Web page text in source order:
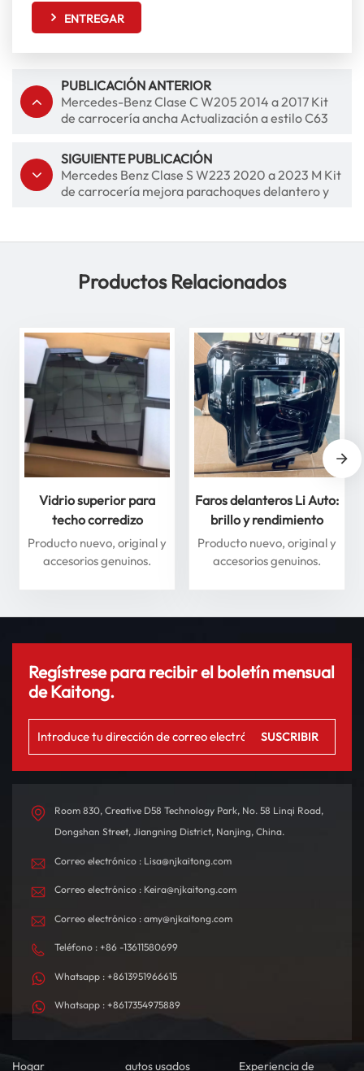
ENTREGAR
PUBLICACIÓN ANTERIOR
Mercedes-Benz Clase C W205 2014 a 2017 Kit
de carrocería ancha Actualización a estilo C63
SIGUIENTE PUBLICACIÓN
Mercedes Benz Clase S W223 2020 a 2023 M Kit
de carrocería mejora parachoques delantero y
Productos Relacionados
Vidrio superior para
techo corredizo
delantero y trasero para
Li Auto Serie L: mejore
Producto nuevo, original y
accesorios genuinos.
Faros delanteros Li Auto:
brillo y rendimiento
superiores para máxima
seguridad
Producto nuevo, original y
accesorios genuinos.
Regístrese para recibir el boletín mensual
de Kaitong.
Room 830, Creative D58 Technology Park, No. 58 Linqi Road,
Dongshan Street, Jiangning District, Nanjing, China.
Correo electrónico : Lisa@njkaitong.com
Correo electrónico : Keira@njkaitong.com
Correo electrónico : amy@njkaitong.com
Teléfono : +86 -13611580699
Whatsapp : +8613951966615
Whatsapp : +8617354975889
Hogar autos usados Experiencia de